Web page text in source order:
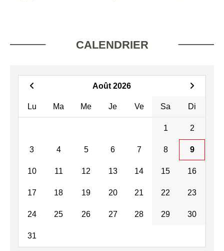
CALENDRIER
Août 2026
Lu Ma Me Je Ve Sa Di
1 2
3 4 5 6 7 8 9
10 11 12 13 14 15 16
17 18 19 20 21 22 23
24 25 26 27 28 29 30
31